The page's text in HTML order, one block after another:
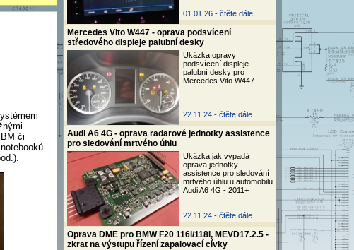
01.01.26 - čtěte dále
Mercedes Vito W447 - oprava podsvícení
středového displeje palubní desky
Ukázka opravy
podsvícení displeje
palubní desky pro
Mercedes Vito W447
22.11.24 - čtěte dále
Audi A6 4G - oprava radarové jednotky assistence
pro sledování mrtvého úhlu
Ukázka jak vypadá
oprava jednotky
assistence pro sledování
mrtvého úhlu u automobilu
Audi A6 4G - 2011+
22.11.24 - čtěte dále
Oprava DME pro BMW F20 116i/118i, MEVD17.2.5 -
zkrat na výstupu řízení zapalovací cívky
či